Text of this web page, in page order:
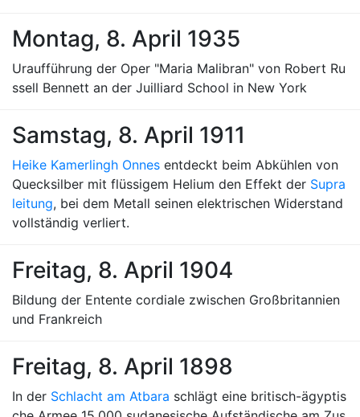
Montag, 8. April 1935
Uraufführung der Oper "Maria Malibran" von Robert Ru
ssell Bennett an der Juilliard School in New York
Samstag, 8. April 1911
Heike Kamerlingh Onnes entdeckt beim Abkühlen von
Quecksilber mit flüssigem Helium den Effekt der Supra
leitung, bei dem Metall seinen elektrischen Widerstand
vollständig verliert.
Freitag, 8. April 1904
Bildung der Entente cordiale zwischen Großbritannien
und Frankreich
Freitag, 8. April 1898
In der Schlacht am Atbara schlägt eine britisch-ägyptis